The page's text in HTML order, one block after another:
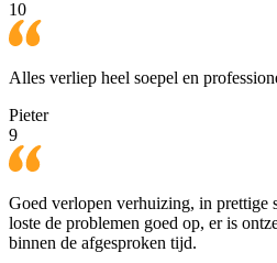
10
Alles verliep heel soepel en
Pieter
9
Goed verlopen verhuizing, in prettige
loste de problemen goed op, er is
binnen de afgesproken tijd.